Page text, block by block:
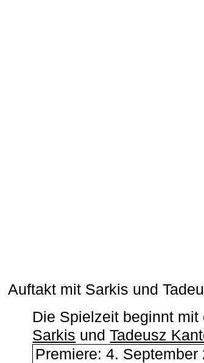
Auftakt mit Sarkis und
Die Spielzeit beginnt
Sarkis undTadeusz
Premiere: 4. September